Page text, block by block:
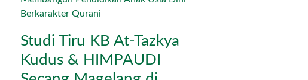
Studi Tiru KB At-Tazkya
Kudus & HIMPAUDI